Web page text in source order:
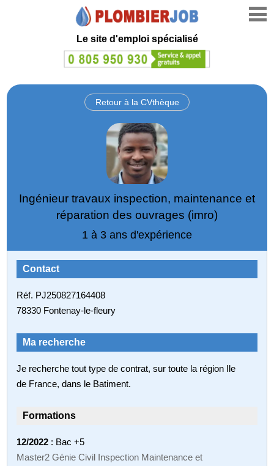
Le site d'emploi spécialisé
Retour à la CVthèque
Ingénieur travaux inspection, maintenance et
réparation des ouvrages (imro)
1 à 3 ans d'expérience
Contact
Réf. PJ250827164408
78330 Fontenay-le-fleury
Ma recherche
Je recherche tout type de contrat, sur toute la région Ile
de France, dans le Batiment.
Formations
12/2022 : Bac +5
Master2 Génie Civil Inspection Maintenance et